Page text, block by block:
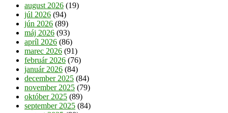
august 2026 (19)
júl 2026 (94)
jún 2026 (89)
máj 2026 (93)
apríl 2026 (86)
marec 2026 (91)
február 2026 (76)
január 2026 (84)
december 2025 (84)
november 2025 (79)
október 2025 (89)
september 2025 (84)